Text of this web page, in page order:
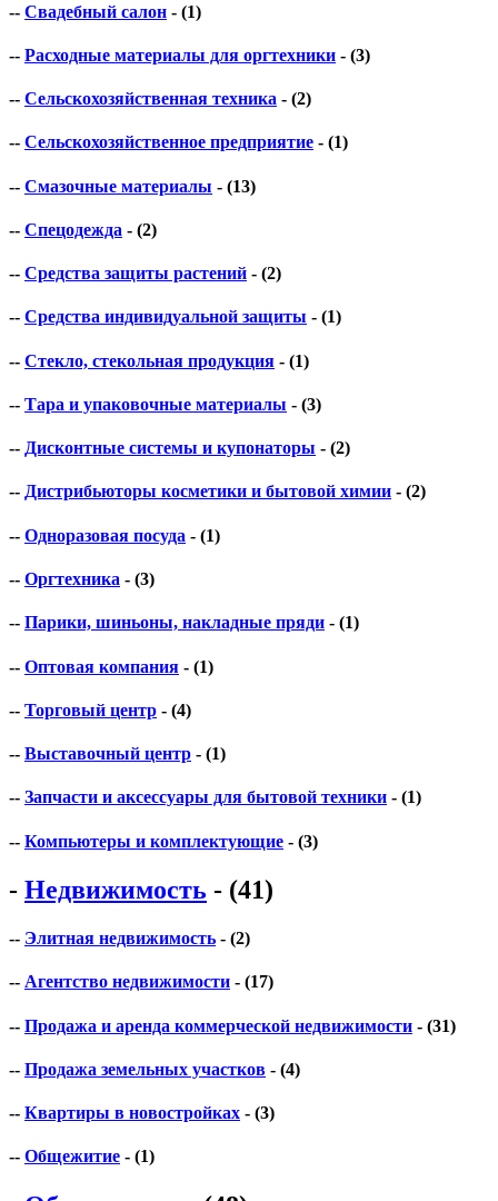
-- Свадебный салон - (1)
-- Расходные материалы для оргтехники - (3)
-- Сельскохозяйственная техника - (2)
-- Сельскохозяйственное предприятие - (1)
-- Смазочные материалы - (13)
-- Спецодежда - (2)
-- Средства защиты растений - (2)
-- Средства индивидуальной защиты - (1)
-- Стекло, стекольная продукция - (1)
-- Тара и упаковочные материалы - (3)
-- Дисконтные системы и купонаторы - (2)
-- Дистрибьюторы косметики и бытовой химии - (2)
-- Одноразовая посуда - (1)
-- Оргтехника - (3)
-- Парики, шиньоны, накладные пряди - (1)
-- Оптовая компания - (1)
-- Торговый центр - (4)
-- Выставочный центр - (1)
-- Запчасти и аксессуары для бытовой техники - (1)
-- Компьютеры и комплектующие - (3)
- Недвижимость - (41)
-- Элитная недвижимость - (2)
-- Агентство недвижимости - (17)
-- Продажа и аренда коммерческой недвижимости - (31)
-- Продажа земельных участков - (4)
-- Квартиры в новостройках - (3)
-- Общежитие - (1)